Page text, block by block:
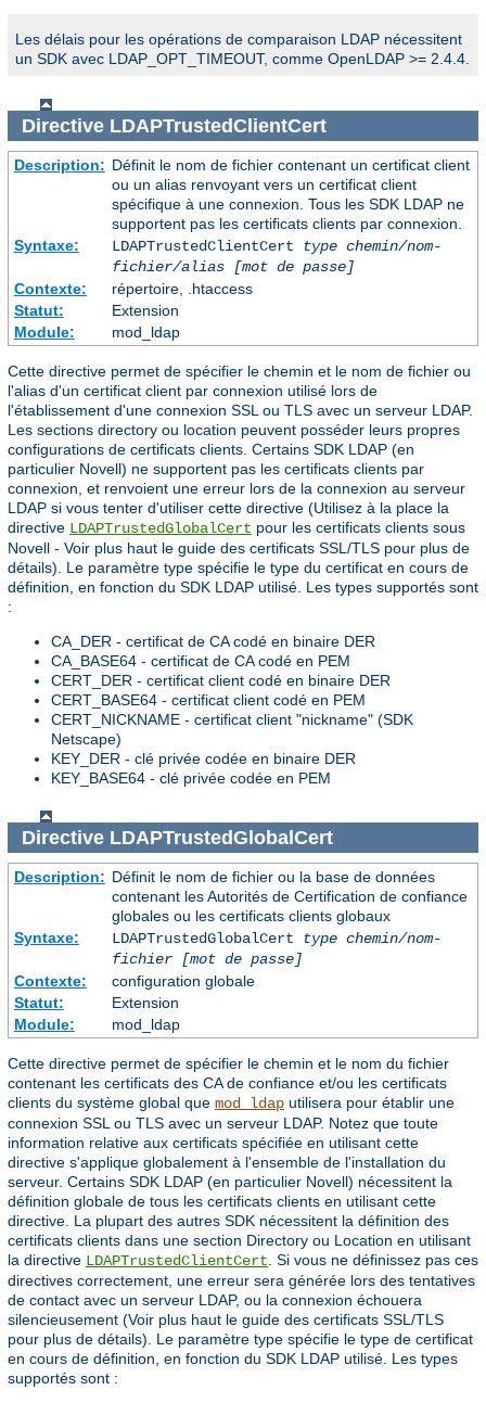
Les délais pour les opérations de comparaison LDAP nécessitent
un SDK avec LDAP_OPT_TIMEOUT, comme OpenLDAP >= 2.4.4.
Directive LDAPTrustedClientCert
Description: Définit le nom de fichier contenant un certificat client
ou un alias renvoyant vers un certificat client
spécifique à une connexion. Tous les SDK LDAP ne
supportent pas les certificats clients par connexion.
Syntaxe:
LDAPTrustedClientCert type chemin/nom-
fichier/alias
[mot de passe]
Contexte:
répertoire, .htaccess
Statut:
Extension
Module:
mod_ldap
Cette directive permet de spécifier le chemin et le nom de fichier ou
l'alias d'un certificat client par connexion utilisé lors de
l'établissement d'une connexion SSL ou TLS avec un serveur LDAP.
Les sections directory ou location peuvent posséder leurs propres
configurations de certificats clients. Certains SDK LDAP (en
particulier Novell) ne supportent pas les certificats clients par
connexion, et renvoient une erreur lors de la connexion au serveur
LDAP si vous tenter d'utiliser cette directive (Utilisez à la place la
directive LDAPTrustedGlobalCert pour les certificats clients sous
Novell - Voir plus haut le guide des certificats SSL/TLS pour plus de
détails). Le paramètre type spécifie le type du certificat en cours de
définition, en fonction du SDK LDAP utilisé. Les types supportés sont
:
CA_DER - certificat de CA codé en binaire DER
CA_BASE64 - certificat de CA codé en PEM
CERT_DER - certificat client codé en binaire DER
CERT_BASE64 - certificat client codé en PEM
CERT_NICKNAME - certificat client "nickname" (SDK
Netscape)
KEY_DER - clé privée codée en binaire DER
KEY_BASE64 - clé privée codée en PEM
Directive LDAPTrustedGlobalCert
Description: Définit le nom de fichier ou la base de données
contenant les Autorités de Certification de confiance
globales ou les certificats clients globaux
Syntaxe:
LDAPTrustedGlobalCert type chemin/nom-
fichier
[mot de passe]
Contexte:
configuration globale
Statut:
Extension
Module:
mod_ldap
Cette directive permet de spécifier le chemin et le nom du fichier
contenant les certificats des CA de confiance et/ou les certificats
clients du système global que mod_ldap utilisera pour établir une
connexion SSL ou TLS avec un serveur LDAP. Notez que toute
information relative aux certificats spécifiée en utilisant cette
directive s'applique globalement à l'ensemble de l'installation du
serveur. Certains SDK LDAP (en particulier Novell) nécessitent la
définition globale de tous les certificats clients en utilisant cette
directive. La plupart des autres SDK nécessitent la définition des
certificats clients dans une section Directory ou Location en utilisant
la directive LDAPTrustedClientCert. Si vous ne définissez pas ces
directives correctement, une erreur sera générée lors des tentatives
de contact avec un serveur LDAP, ou la connexion échouera
silencieusement (Voir plus haut le guide des certificats SSL/TLS
pour plus de détails). Le paramètre type spécifie le type de certificat
en cours de définition, en fonction du SDK LDAP utilisé. Les types
supportés sont :